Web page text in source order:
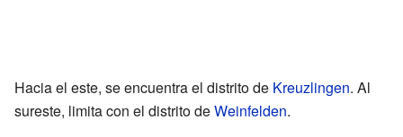
Hacia el este, se encuentra el distrito de Kreuzlingen. Al
sureste, limita con el distrito deWeinfelden.